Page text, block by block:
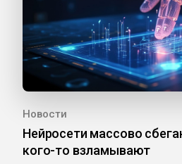
Новости
Нейросети массово
кого-то взламывают